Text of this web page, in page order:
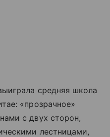
средняя школа
«прозрачное»
с двух сторон,
лестницами,